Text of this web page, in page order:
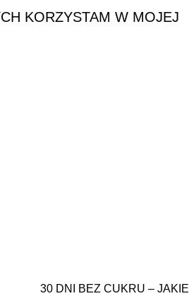
KORZYSTAM W MOJEJ
30 DNI BEZ CUKRU –